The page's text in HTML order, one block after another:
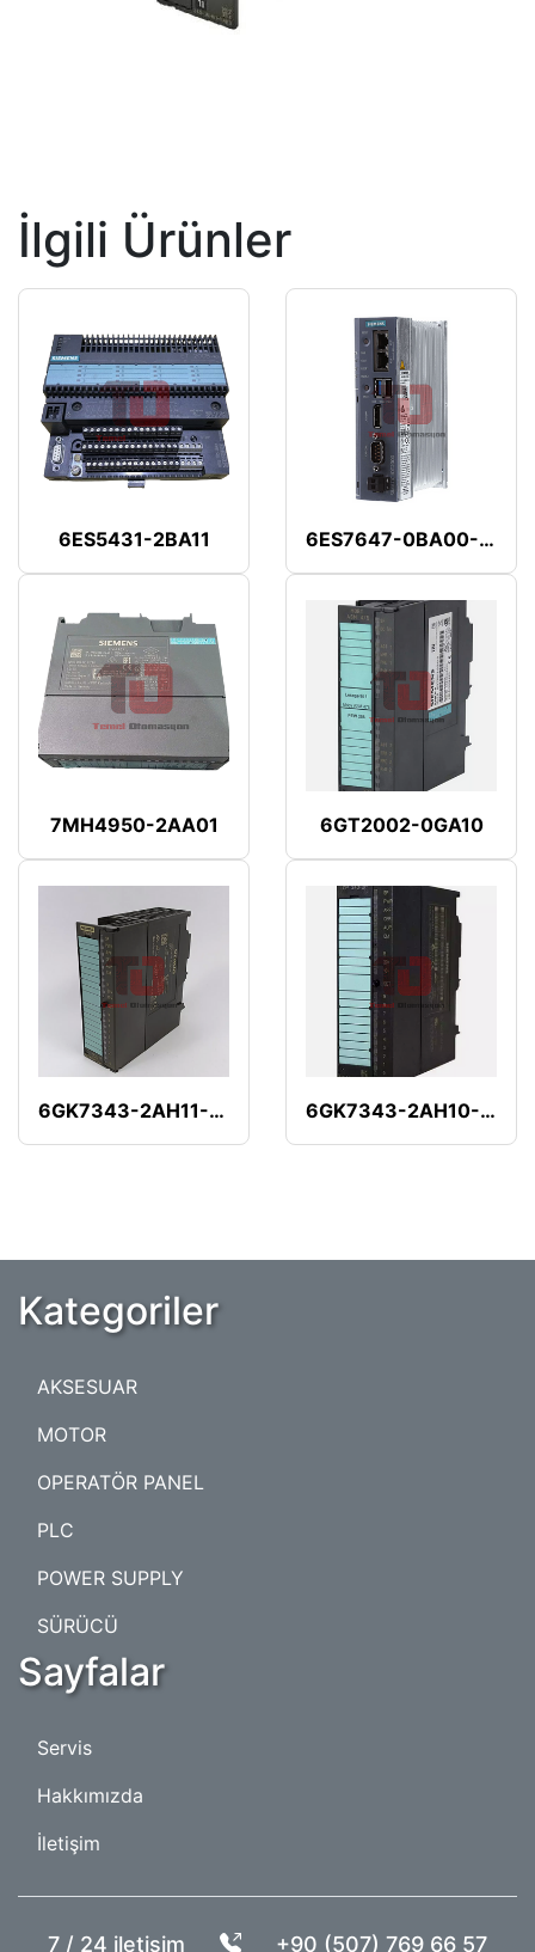
İlgili Ürünler
6ES5431-2BA11 6ES7647-0BA00-1YA2
7MH4950-2AA01 6GT2002-0GA10
6GK7343-2AH11-0XA0 6GK7343-2AH10-0XA0
Kategoriler
AKSESUAR
MOTOR
OPERATÖR PANEL
PLC
POWER SUPPLY
SÜRÜCÜ
Sayfalar
Servis
Hakkımızda
İletişim
7 / 24 iletişim +90 (507) 769 66 57